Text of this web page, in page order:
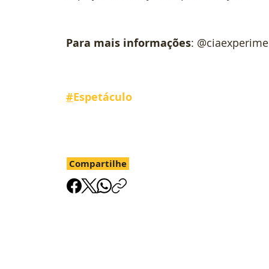
Para mais informações:
#Espetáculo
Compartilhe